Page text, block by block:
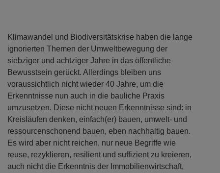
Klimawandel und Biodiversitätskrise haben die lange
ignorierten Themen der Umweltbewegung der
siebziger und achtziger Jahre in das öffentliche
Bewusstsein gerückt. Allerdings bleiben uns
voraussichtlich nicht wieder 40 Jahre, um die
Erkenntnisse nun auch in die bauliche Praxis
umzusetzen. Diese nicht neuen Erkenntnisse sind: in
Kreisläufen denken, einfach(er) bauen, umwelt- und
ressourcenschonend bauen, eben nachhaltig bauen.
Es wird aber nicht reichen, nur neue Begriffe wie
reuse, rezyklieren, resilient und suffizient zu kreieren,
auch nicht die Erkenntnis der Immobilienwirtschaft,